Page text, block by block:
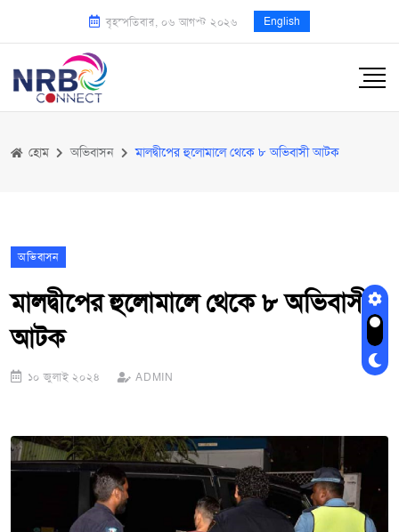
বৃহস্পতিবার, ০৬ আগস্ট ২০২৬ English
হোম অভিবাসন মালদ্বীপের হুলোমালে থেকে ৮ অভিবাসী আটক
অভিবাসন
মালদ্বীপের হুলোমালে থেকে ৮ অভিবাসী
আটক
১০ জুলাই ২০২৪ ADMIN